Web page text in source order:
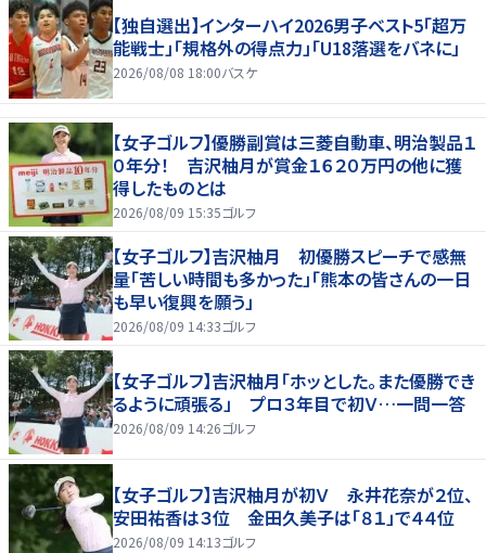
【独自選出】インターハイ2026男子ベスト5「超万
能戦士」「規格外の得点力」「U18落選をバネに」
2026/08/08 18:00バスケ
【女子ゴルフ】優勝副賞は三菱自動車、明治製品１
０年分！ 吉沢柚月が賞金１６２０万円の他に獲
得したものとは
2026/08/09 15:35ゴルフ
【女子ゴルフ】吉沢柚月 初優勝スピーチで感無
量「苦しい時間も多かった」「熊本の皆さんの一日
も早い復興を願う」
2026/08/09 14:33ゴルフ
【女子ゴルフ】吉沢柚月「ホッとした。また優勝でき
るように頑張る」 プロ３年目で初Ｖ…一問一答
2026/08/09 14:26ゴルフ
【女子ゴルフ】吉沢柚月が初Ｖ 永井花奈が２位、
安田祐香は３位 金田久美子は「８１」で４４位
2026/08/09 14:13ゴルフ